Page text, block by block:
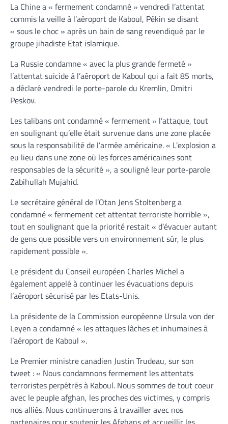
La Chine a « fermement condamné » vendredi l’attentat
commis la veille à l’aéroport de Kaboul, Pékin se disant
« sous le choc » après un bain de sang revendiqué par le
groupe jihadiste Etat islamique.
La Russie condamne « avec la plus grande fermeté »
l’attentat suicide à l’aéroport de Kaboul qui a fait 85 morts,
a déclaré vendredi le porte-parole du Kremlin, Dmitri
Peskov.
Les talibans ont condamné « fermement » l’attaque, tout
en soulignant qu’elle était survenue dans une zone placée
sous la responsabilité de l’armée américaine. « L’explosion a
eu lieu dans une zone où les forces américaines sont
responsables de la sécurité », a souligné leur porte-parole
Zabihullah Mujahid.
Le secrétaire général de l’Otan Jens Stoltenberg a
condamné « fermement cet attentat terroriste horrible »,
tout en soulignant que la priorité restait « d’évacuer autant
de gens que possible vers un environnement sûr, le plus
rapidement possible ».
Le président du Conseil européen Charles Michel a
également appelé à continuer les évacuations depuis
l’aéroport sécurisé par les Etats-Unis.
La présidente de la Commission européenne Ursula von der
Leyen a condamné « les attaques lâches et inhumaines à
l’aéroport de Kaboul ».
Le Premier ministre canadien Justin Trudeau, sur son
tweet : « Nous condamnons fermement les attentats
terroristes perpétrés à Kaboul. Nous sommes de tout coeur
avec le peuple afghan, les proches des victimes, y compris
nos alliés. Nous continuerons à travailler avec nos